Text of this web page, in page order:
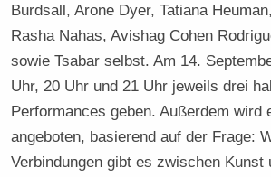
Burdsall, Arone Dyer, Tatiana
Rasha Nahas, Avishag Cohen
sowie Tsabar selbst. Am 14.
Uhr, 20 Uhr und 21 Uhr jeweils drei
Performances geben. Außerdem wird
angeboten, basierend auf der Frage:
Verbindungen gibt es zwischen Kunst